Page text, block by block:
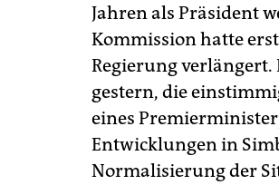
Jahren als Präsident
Kommission hatte
Regierung verlängert.
gestern, die
eines
Entwicklungen in
Normalisierung der